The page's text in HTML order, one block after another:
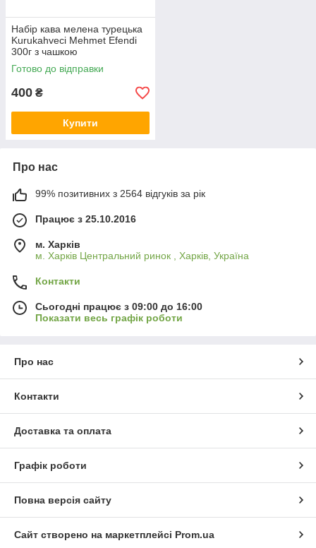
Набір кава мелена турецька
Kurukahveci Mehmet Efendi
300г з чашкою
Готово до відправки
400 ₴
Купити
Про нас
99% позитивних з 2564 відгуків за рік
Працює з 25.10.2016
м. Харків
м. Харків Центральний ринок , Харків, Україна
Контакти
Сьогодні працює з 09:00 до 16:00
Показати весь графік роботи
Про нас
Контакти
Доставка та оплата
Графік роботи
Повна версія сайту
Сайт створено на маркетплейсі Prom.ua